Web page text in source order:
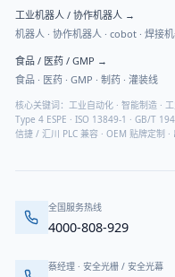
工业机器人 / 协作机器人→
机器人 · 协作机器人 · cobot · 焊接
食品 / 医药 / GMP →
食品 · 医药 · GMP · 制药 · 灌装线
核心关键词：工业自动化 · 智能制造 ·
Type 4 ESPE · ISO 13849-1 · GB/T
信捷 / 汇川 PLC 兼容 · OEM 贴牌定制
全国服务热线
4000-808-929
蔡经理· 安全光栅 / 安全光幕